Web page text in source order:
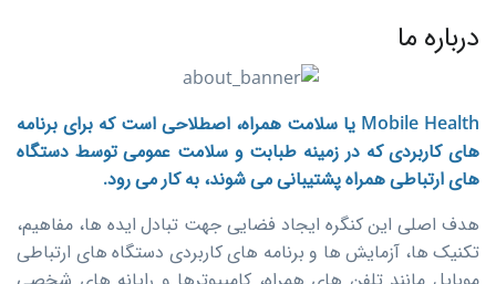
درباره ما
Mobile Health یا سلامت همراه، اصطلاحی است که برای برنامه
های کاربردی که در زمینه طبابت و سلامت عمومی توسط دستگاه
های ارتباطی همراه پشتیبانی می شوند، به کار می‏ رود.
هدف اصلی این کنگره ایجاد فضایی جهت تبادل ایده ها، مفاهیم،
تکنیک ها، آزمایش ها و برنامه های کاربردی دستگاه های ارتباطی
موبایل مانند تلفن های همراه، کامپیوترها و رایانه های شخصی